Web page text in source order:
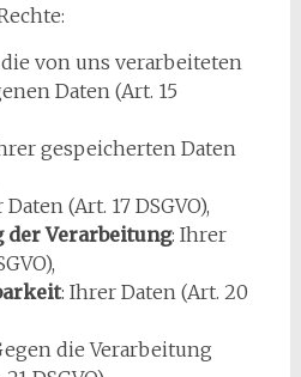
von uns verarbeiteten
Daten (Art. 15
gespeicherten Daten
(Art. 17 DSGVO),
Verarbeitung: Ihrer
: Ihrer Daten (Art. 20
die Verarbeitung